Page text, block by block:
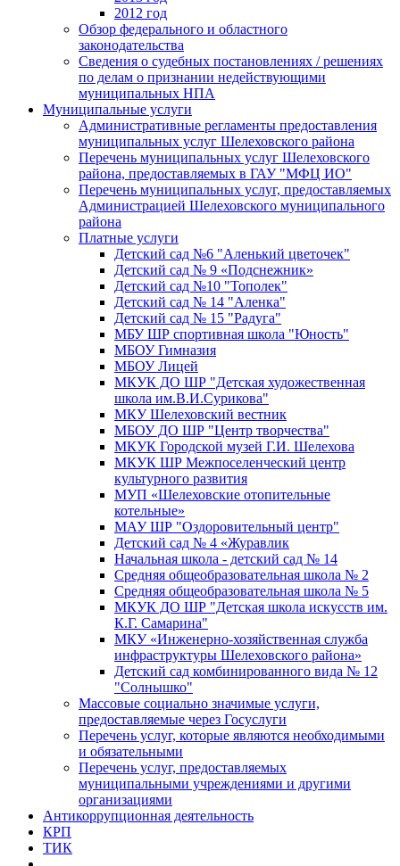
2012 год
Обзор федерального и областного
законодательства
Сведения о судебных постановлениях / решениях
по делам о признании недействующими
муниципальных НПА
Муниципальные услуги
Административные регламенты предоставления
муниципальных услуг Шелеховского района
Перечень муниципальных услуг Шелеховского
района, предоставляемых в ГАУ "МФЦ ИО"
Перечень муниципальных услуг, предоставляемых
Администрацией Шелеховского муниципального
района
Платные услуги
Детский сад №6 "Аленький цветочек"
Детский сад № 9 «Подснежник»
Детский сад №10 "Тополек"
Детский сад № 14 "Аленка"
Детский сад № 15 "Радуга"
МБУ ШР спортивная школа "Юность"
МБОУ Гимназия
МБОУ Лицей
МКУК ДО ШР "Детская художественная
школа им.В.И.Сурикова"
МКУ Шелеховский вестник
МБОУ ДО ШР "Центр творчества"
МКУК Городской музей Г.И. Шелехова
МКУК ШР Межпоселенческий центр
культурного развития
МУП «Шелеховские отопительные
котельные»
МАУ ШР "Оздоровительный центр"
Детский сад № 4 «Журавлик
Начальная школа - детский сад № 14
Средняя общеобразовательная школа № 2
Средняя общеобразовательная школа № 5
МКУК ДО ШР "Детская школа искусств им.
К.Г. Самарина"
МКУ «Инженерно-хозяйственная служба
инфраструктуры Шелеховского района»
Детский сад комбинированного вида № 12
"Солнышко"
Массовые социально значимые услуги,
предоставляемые через Госуслуги
Перечень услуг, которые являются необходимыми
и обязательными
Перечень услуг, предоставляемых
муниципальными учреждениями и другими
организациями
Антикоррупционная деятельность
КРП
ТИК